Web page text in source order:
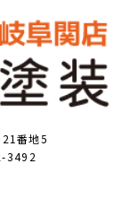
番地5
3492